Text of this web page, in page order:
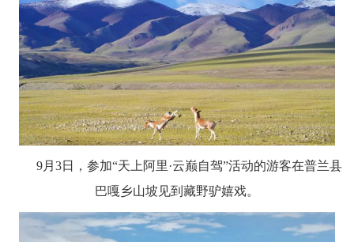
9月3日，参加“天上阿里·云巅自驾”活动的游客在普兰县
巴嘎乡山坡见到藏野驴嬉戏。